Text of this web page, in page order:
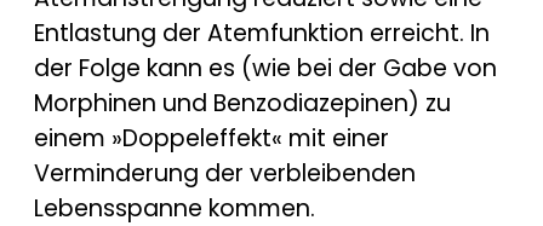
Entlastung der Atemfunktion erreicht. In
der Folge kann es (wie bei der Gabe von
Morphinen und Benzodiazepinen) zu
einem »Doppeleffekt« mit einer
Verminderung der verbleibenden
Lebensspanne kommen.